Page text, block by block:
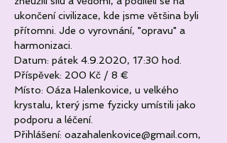
ukončení civilizace, kde jsme většina byli
přítomni. Jde o vyrovnání, "opravu" a
harmonizaci.
Datum: pátek 4.9.2020, 17:30 hod.
Příspěvek: 200 Kč / 8 €
Místo: Oáza Halenkovice, u velkého
krystalu, který jsme fyzicky umístili jako
podporu a léčení.
Přihlášení: oazahalenkovice@gmail.com,